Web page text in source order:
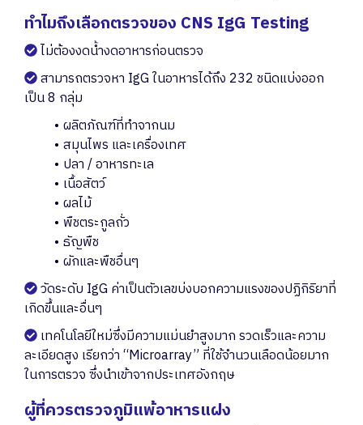
ทำไมถึงเลือกตรวจของ CNS IgG Testing
ไม่ต้องงดน้ำงดอาหารก่อนตรวจ
สามารถตรวจหา IgG ในอาหารได้ถึง 232 ชนิดแบ่งออก
เป็น 8 กลุ่ม
ผลิตภัณฑ์ที่ทำจากนม
สมุนไพร และเครื่องเทศ
ปลา / อาหารทะเล
เนื้อสัตว์
ผลไม้
พืชตระกูลถั่ว
ธัญพืช
ผักและพืชอื่นๆ
วัดระดับ IgG ค่าเป็นตัวเลขบ่งบอกความแรงของปฏิกิริยาที่
เกิดขึ้นและอื่นๆ
เทคโนโลยีใหม่ซึ่งมีความแม่นยำสูงมาก รวดเร็วและความ
ละเอียดสูง เรียกว่า “Microarray” ที่ใช้จำนวนเลือดน้อยมาก
ในการตรวจ ซึ่งนำเข้าจากประเทศอังกฤษ
ผู้ที่ควรตรวจภูมิแพ้อาหารแฝง